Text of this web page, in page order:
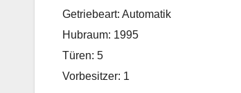
Getriebeart: Automatik
Hubraum: 1995
Türen: 5
Vorbesitzer: 1